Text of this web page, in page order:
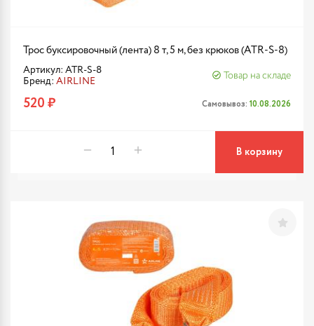
Трос буксировочный (лента) 8 т, 5 м, без крюков (ATR-S-8)
Артикул: ATR-S-8
Бренд: AIRLINE
Товар на складе
520 ₽ Самовывоз: 10.08.2026
В корзину